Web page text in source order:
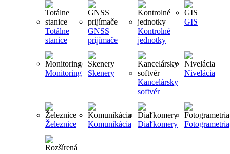
Totálne
stanice
GNSS
prijímače
Kontrolné
jednotky
GIS
Monitoring
Skenery
Kancelársky
softvér
Nivelácia
Železnice Komunikácia Diaľkomery Fotogrametria